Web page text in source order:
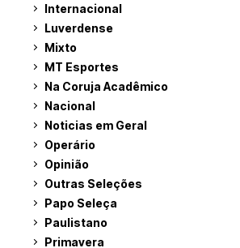
Internacional
Luverdense
Mixto
MT Esportes
Na Coruja Acadêmico
Nacional
Noticias em Geral
Operário
Opinião
Outras Seleções
Papo Seleça
Paulistano
Primavera